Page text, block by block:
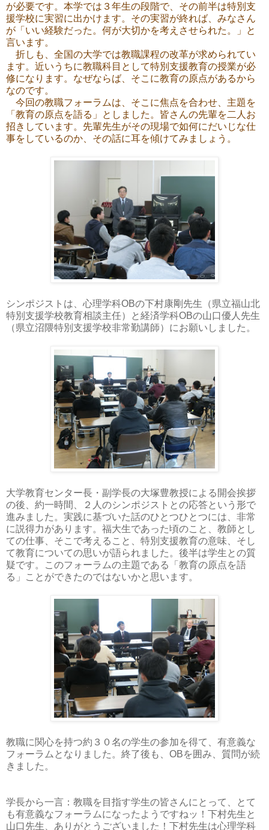
が必要です。本学では３年生の段階で、その前半は特別支
援学校に実習に出かけます。その実習が終れば、みなさん
が「いい経験だった。何が大切かを考えさせられた。」と
言います。
折しも、全国の大学では教職課程の改革が求められてい
ます。近いうちに教職科目として特別支援教育の授業が必
修になります。なぜならば、そこに教育の原点があるから
なのです。
今回の教職フォーラムは、そこに焦点を合わせ、主題を
「教育の原点を語る」としました。皆さんの先輩を二人お
招きしています。先輩先生がその現場で如何にだいじな仕
事をしているのか、その話に耳を傾けてみましょう。
シンポジストは、心理学科OBの下村康剛先生（県立福山北
特別支援学校教育相談主任）と経済学科OBの山口優人先生
（県立沼隈特別支援学校非常勤講師）にお願いしました。
大学教育センター長・副学長の大塚豊教授による開会挨拶
の後、約一時間、２人のシンポジストとの応答という形で
進みました。実践に基づいた話のひとつひとつには、非常
に説得力があります。福大生であった頃のこと、教師とし
ての仕事、そこで考えること、特別支援教育の意味、そし
て教育についての思いが語られました。後半は学生との質
疑です。このフォーラムの主題である「教育の原点を語
る」ことができたのではないかと思います。
教職に関心を持つ約３０名の学生の参加を得て、有意義な
フォーラムとなりました。終了後も、OBを囲み、質問が続
きました。
学長から一言：教職を目指す学生の皆さんにとって、とて
も有意義なフォーラムになったようですねッ！下村先生と
山口先生、ありがとうございました！下村先生は心理学科